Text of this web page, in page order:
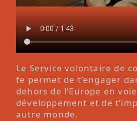
Le Service volontaire de
te permet de t’engager
dehors de l’Europe en
développement et de
autre monde.